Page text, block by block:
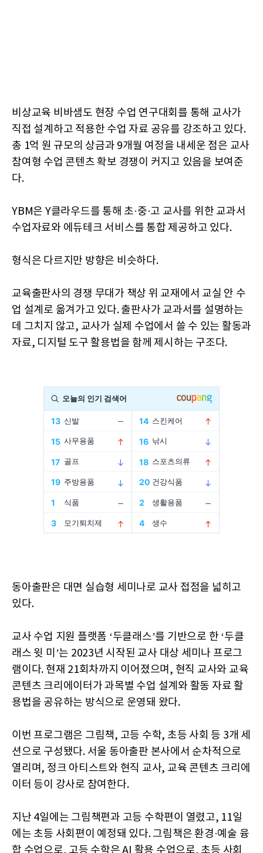
비상교육 비바샘도 현장 수업 연구대회를 통해 교사가
직접 설계하고 적용한 수업 자료 공유를 강조하고 있다.
총 1억 원 규모의 상금과 9개월 여정을 내세운 점은 교사
참여형 수업 콘텐츠 확보 경쟁이 커지고 있음을 보여준
다.
YBM은 Y클라우드를 통해 초·중·고 교사를 위한 교과서
수업자료와 에듀테크 서비스를 통합 제공하고 있다.
형식은 다르지만 방향은 비슷하다.
교육출판사의 경쟁 무대가 책상 위 교재에서 교실 안 수
업 설계로 옮겨가고 있다. 출판사가 교과서를 설명하는
데 그치지 않고, 교사가 실제 수업에서 쓸 수 있는 활동과
자료, 디지털 도구 활용법을 함께 제시하는 구조다.
동아출판은 대면 실습형 세미나로 교사 접점을 넓히고
있다.
교사 수업 지원 플랫폼 ‘두클래스’를 기반으로 한 ‘두클
래스 윗 미’는 2023년 시작된 교사 대상 세미나 프로그
램이다. 현재 21회차까지 이어졌으며, 현직 교사와 교육
콘텐츠 크리에이터가 과목별 수업 설계와 활동 자료 활
용법을 공유하는 방식으로 운영돼 왔다.
이번 프로그램은 그림책, 고등 수학, 초등 사회 등 3개 세
션으로 구성됐다. 서울 동아출판 본사에서 순차적으로
열리며, 정크 아티스트와 현직 교사, 교육 콘텐츠 크리에
이터 등이 강사로 참여한다.
지난 4일에는 그림책편과 고등 수학편이 열렸고, 11일
에는 초등 사회편이 예정돼 있다. 그림책은 환경·예술 융